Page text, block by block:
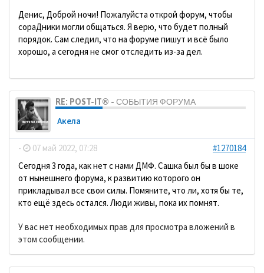
Денис, Доброй ночи! Пожалуйста открой форум, чтобы
сораДники могли общаться. Я верю, что будет полный
порядок. Сам следил, что на форуме пишут и всё было
хорошо, а сегодня не смог отследить из-за дел.
RE: POST-IT® - СОБЫТИЯ ФОРУМА
Акела
- 07 май 2022, 07:28
#1270184
Сегодня 3 года, как нет с нами ДМФ. Сашка был бы в шоке
от нынешнего форума, к развитию которого он
прикладывал все свои силы. Помяните, что ли, хотя бы те,
кто ещё здесь остался. Люди живы, пока их помнят.
У вас нет необходимых прав для просмотра вложений в
этом сообщении.